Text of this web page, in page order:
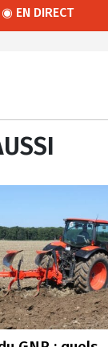
◉ EN DIRECT